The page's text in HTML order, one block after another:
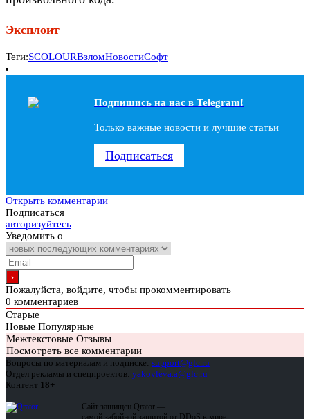
Эксплоит
Теги:SCOLOURВзломНовостиСофт
Подпишись на наc в Telegram!
Только важные новости и лучшие статьи
Подписаться
Открыть комментарии
Подписаться
авторизуйтесь
Уведомить о
Пожалуйста, войдите, чтобы прокомментировать
0 комментариев
Старые
Новые Популярные
Межтекстовые Отзывы
Посмотреть все комментарии
Вопросы по материалам и подписке: support@glc.ru
Отдел рекламы и спецпроектов: yakovleva.a@glc.ru
Контент 18+
Сайт защищен Qrator —